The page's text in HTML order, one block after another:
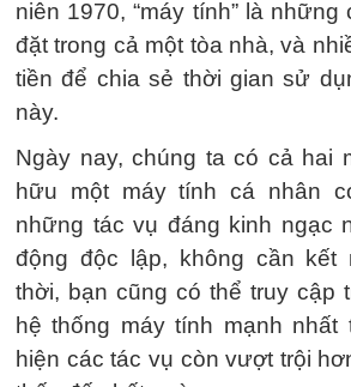
niên 1970, “máy tính” là
đặt trong cả một tòa nhà, và
tiền để chia sẻ thời gian sử
này.
Ngày nay, chúng ta có cả hai
hữu một máy tính cá nhân
những tác vụ đáng kinh ngạc
động độc lập, không cần kết
thời, bạn cũng có thể truy cập
hệ thống máy tính mạnh
hiện các tác vụ còn vượt trội